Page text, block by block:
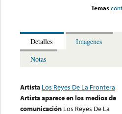
Temas
Detalles
Imagenes
Notas
Artista Los Reyes De La Frontera
Artista aparece en los medios de
comunicación Los Reyes De La